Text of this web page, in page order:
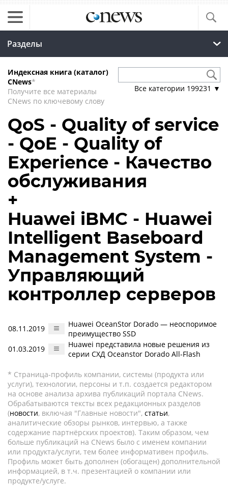
Разделы
Индексная книга (каталог)
CNews*
Получите все материалы
CNews по ключевому слову
Все категории 199231 ▼
QoS - Quality of service
- QoE - Quality of
Experience - Качество
обслуживания
+
Huawei iBMC - Huawei
Intelligent Baseboard
Management System -
Управляющий
контроллер серверов
08.11.2019
Huawei OceanStor Dorado — неоспоримое
преимущество SSD
01.03.2019
Huawei представила новые решения из
серии СХД Oceanstor Dorado All-Flash
* Страница-профиль компании, системы (продукта или
услуги), технологии, персоны и т.п. создается редактором
на основе анализа архива публикаций портала CNews.
Обрабатываются тексты всех редакционных разделов
(новости, включая "Главные новости", статьи,
аналитические обзоры рынков, интервью, а также
содержание партнёрских проектов). Таким образом, чем
больше публикаций на CNews было с именем компании
или продукта/услуги, тем более информативен профиль.
Профиль может быть дополнен (обогащен) дополнительной
информацией, в т.ч. презентацией о компании или
продукте/услуге.